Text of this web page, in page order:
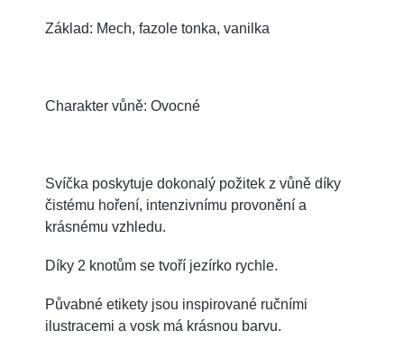
Základ: Mech, fazole tonka, vanilka
Charakter vůně: Ovocné
Svíčka poskytuje dokonalý požitek z vůně díky
čistému hoření, intenzivnímu provonění a
krásnému vzhledu.
Díky 2 knotům se tvoří jezírko rychle.
Půvabné etikety jsou inspirované ručními
ilustracemi a vosk má krásnou barvu.